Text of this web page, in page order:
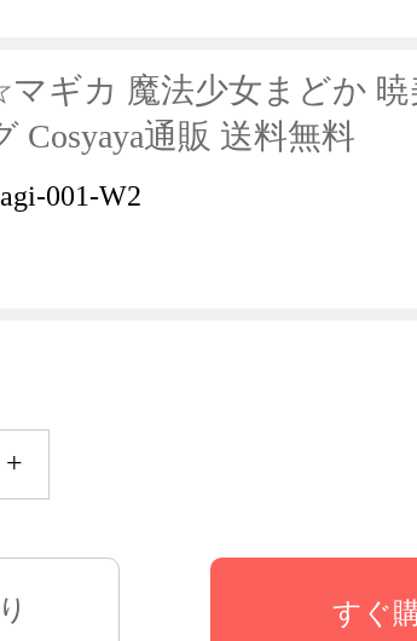
ギカ 魔法少女まどか
Cosyaya通販 送料無料
001-W2
+
すぐ